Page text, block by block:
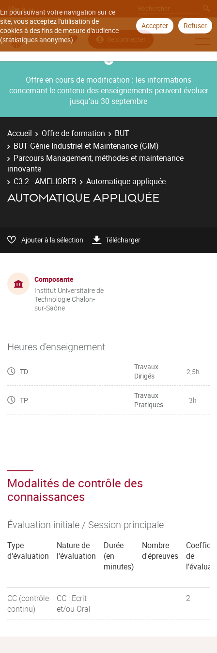
En poursuivant votre navigation sur ce
site, vous acceptez l'utilisation de
cookies à des fins de mesure d'audience
(statistiques anonymes).
Accepter Refuser
Aller à
Se connecter
Offre en cours de modification : les informations
concernant le contenu des enseignements peuvent évoluer
jusqu’au 30 septembre
Accueil Offre de formation
BUT
BUT Génie Industriel et Maintenance (GIM)
Parcours Management, méthodes et maintenance
innovante
C3.2 - AMELIORER
Automatique appliquée
AUTOMATIQUE APPLIQUÉE
Ajouter à la sélection Télécharger
Composante
Institut Universitaire de
Technologie Chalon-
sur-Saône
Heures d'enseignement
TD
Travaux
Dirigés
2,5h
TP
Travaux
Pratiques
3h
Modalités de contrôle des
connaissances
Évaluation initiale / Session principale
Type
d'évaluation
Nature de
l'évaluation
Durée
(en
minutes)
Nombre
d'épreuves
de
CC (contrôle
continu)
CC : Ecrit
et/ou Oral
2